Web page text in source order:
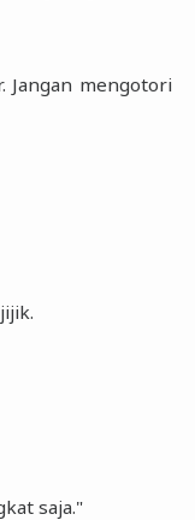
Jangan mengotori
saja."